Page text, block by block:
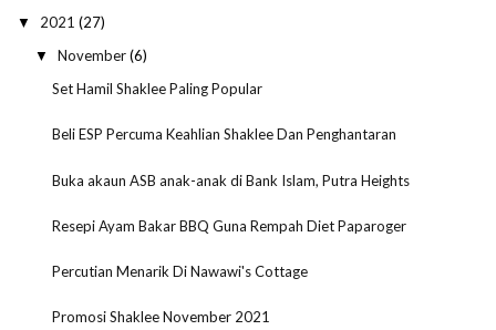
▼ 2021 (27)
▼ November(6)
Set Hamil Shaklee Paling Popular
Beli ESP Percuma Keahlian Shaklee Dan Penghantaran
Buka akaun ASB anak-anak di Bank Islam, Putra Heights
Resepi Ayam Bakar BBQ Guna Rempah Diet Paparoger
Percutian Menarik Di Nawawi's Cottage
Promosi Shaklee November 2021